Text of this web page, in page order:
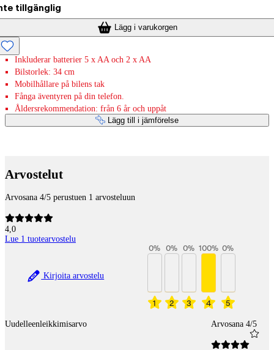
tillgänglig
Lägg i varukorgen
Inkluderar batterier 5 x AA och 2 x AA
Bilstorlek: 34 cm
Mobilhållare på bilens tak
Fånga äventyren på din telefon.
Åldersrekommendation: från 6 år och uppåt
Lägg till i jämförelse
Arvostelut
Arvosana 4/5 perustuen 1 arvosteluun
4,0
Lue 1 tuotearvostelu
Kirjoita arvostelu
1
0%
2
0%
3
0%
4
100%
5
0%
Uudelleenleikkimisarvo Arvosana 4/5